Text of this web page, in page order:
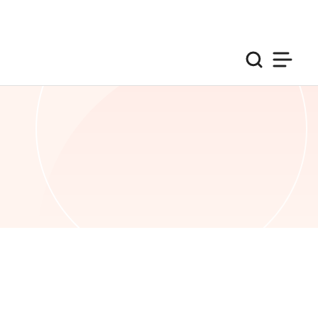
검색
사이트맵